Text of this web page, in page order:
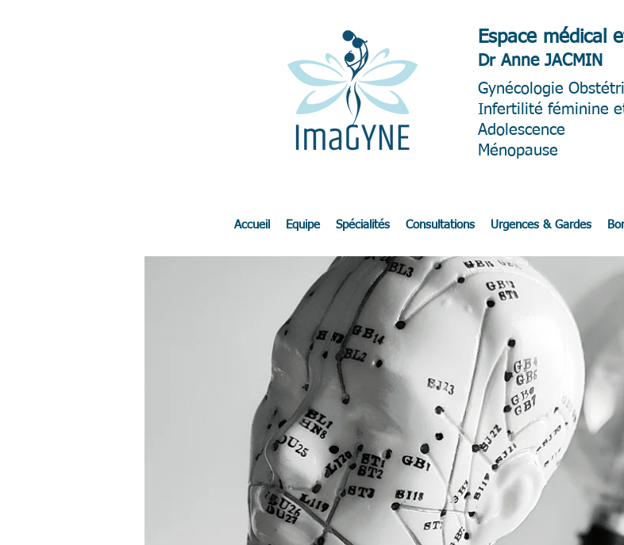
Espace médical
Dr Anne JACMIN
Gynécologie
Infertilité féminine
Adolescence
Ménopause
Accueil Equipe Spécialités Consultations Urgences & Gardes